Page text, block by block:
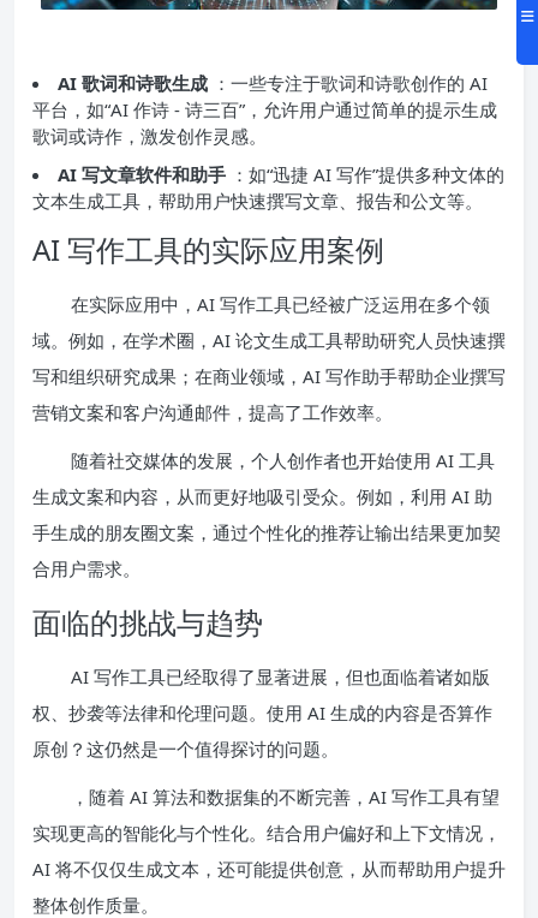
AI 歌词和诗歌生成 ：一些专注于歌词和诗歌创作的 AI
平台，如“AI 作诗 - 诗三百”，允许用户通过简单的提示生成
歌词或诗作，激发创作灵感。
AI 写文章软件和助手 ：如“迅捷 AI 写作”提供多种文体的
文本生成工具，帮助用户快速撰写文章、报告和公文等。
AI 写作工具的实际应用案例
在实际应用中，AI 写作工具已经被广泛运用在多个领
域。例如，在学术圈，AI 论文生成工具帮助研究人员快速撰
写和组织研究成果；在商业领域，AI 写作助手帮助企业撰写
营销文案和客户沟通邮件，提高了工作效率。
随着社交媒体的发展，个人创作者也开始使用 AI 工具
生成文案和内容，从而更好地吸引受众。例如，利用 AI 助
手生成的朋友圈文案，通过个性化的推荐让输出结果更加契
合用户需求。
面临的挑战与趋势
AI 写作工具已经取得了显著进展，但也面临着诸如版
权、抄袭等法律和伦理问题。使用 AI 生成的内容是否算作
原创？这仍然是一个值得探讨的问题。
，随着 AI 算法和数据集的不断完善，AI 写作工具有望
实现更高的智能化与个性化。结合用户偏好和上下文情况，
AI 将不仅仅生成文本，还可能提供创意，从而帮助用户提升
整体创作质量。